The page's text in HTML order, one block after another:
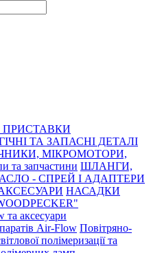
ПРИСТАВКИ
ТА ЗАПАСНІ ДЕТАЛІ
МІКРОМОТОРИ,
та запчастини ШЛАНГИ,
- СПРЕЙ І АДАПТЕРИ
НАСАДКИ
аксесуари
Air-Flow Повітряно-
полімеризації та